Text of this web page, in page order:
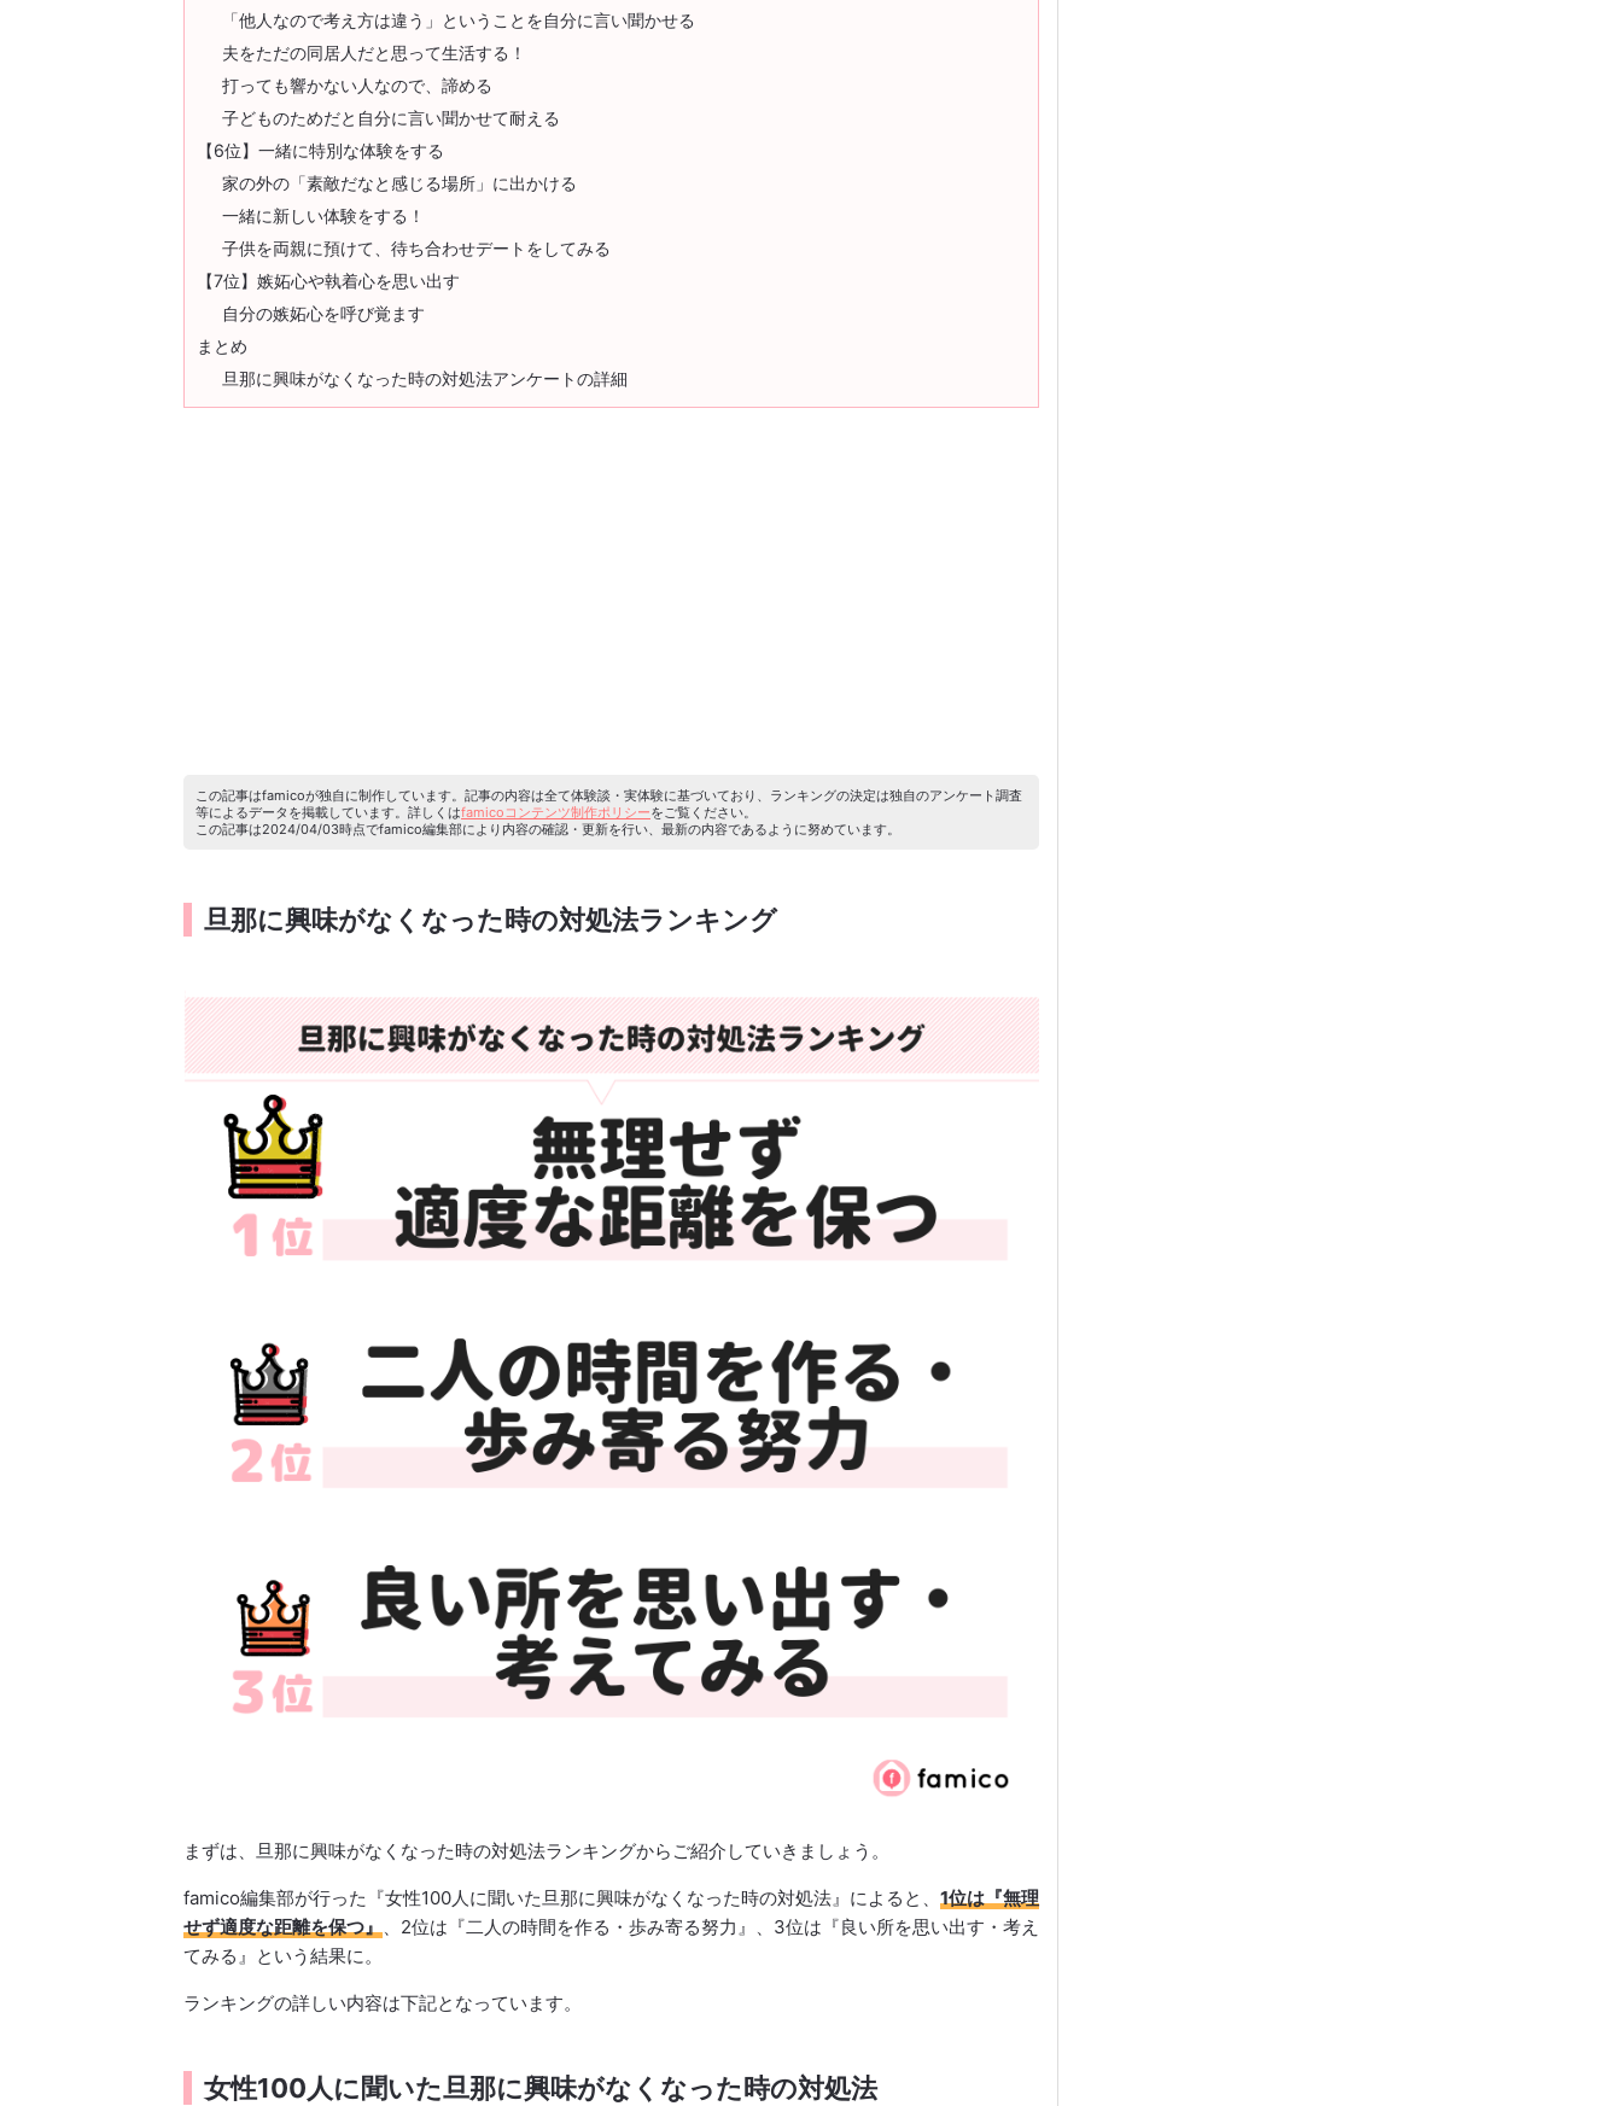
「他人なので考え方は違う」ということを自分に言い聞かせる
夫をただの同居人だと思って生活する！
打っても響かない人なので、諦める
子どものためだと自分に言い聞かせて耐える
【6位】一緒に特別な体験をする
家の外の「素敵だなと感じる場所」に出かける
一緒に新しい体験をする！
子供を両親に預けて、待ち合わせデートをしてみる
【7位】嫉妬心や執着心を思い出す
自分の嫉妬心を呼び覚ます
まとめ
旦那に興味がなくなった時の対処法アンケートの詳細
この記事はfamicoが独自に制作しています。記事の内容は全て体験談・実体験に基づいており、ランキングの決定は独自のアンケート調査
等によるデータを掲載しています。詳しくはfamicoコンテンツ制作ポリシーをご覧ください。
この記事は2024/04/03時点でfamico編集部により内容の確認・更新を行い、最新の内容であるように努めています。
旦那に興味がなくなった時の対処法ランキング
まずは、旦那に興味がなくなった時の対処法ランキングからご紹介していきましょう。
famico編集部が行った『女性100人に聞いた旦那に興味がなくなった時の対処法』によると、 1位は『無理
せず適度な距離を保つ』、2位は『二人の時間を作る・歩み寄る努力』、3位は『良い所を思い出す・考え
てみる』という結果に。
ランキングの詳しい内容は下記となっています。
女性100人に聞いた旦那に興味がなくなった時の対処法